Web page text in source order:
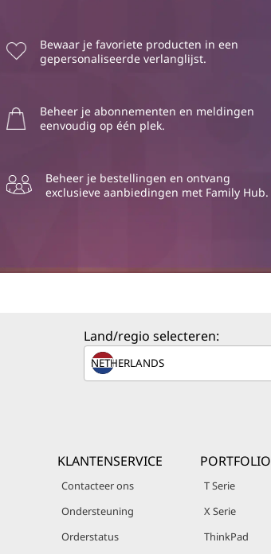
Bewaar je favoriete producten in een
gepersonaliseerde verlanglijst.
Beheer je abonnementen en meldingen
eenvoudig op één plek.
Beheer je bestellingen en ontvang
exclusieve aanbiedingen met Family Hub.
Land/regio selecteren:
KLANTENSERVICE
Contacteer ons
Ondersteuning
Orderstatus
PORTFOLIO
T Serie
X Serie
ThinkPad